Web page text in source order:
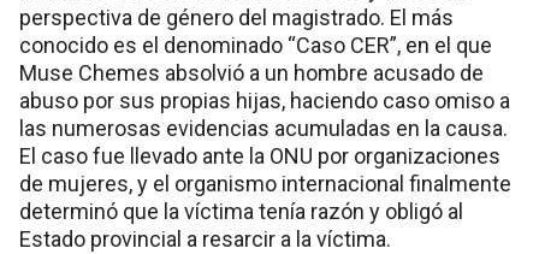
perspectiva de género del magistrado. El más
conocido es el denominado “Caso CER”, en el que
Muse Chemes absolvió a un hombre acusado de
abuso por sus propias hijas, haciendo caso omiso a
las numerosas evidencias acumuladas en la causa.
El caso fue llevado ante la ONU por organizaciones
de mujeres, y el organismo internacional finalmente
determinó que la víctima tenía razón y obligó al
Estado provincial a resarcir a la víctima.